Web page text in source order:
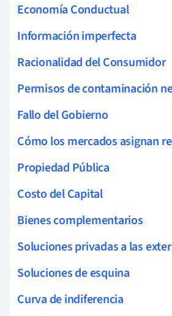
Economía Conductual
Información imperfecta
Racionalidad del Consumidor
Permisos de contaminación
Fallo del Gobierno
Cómo los mercados asignan
Propiedad Pública
Costo del Capital
Bienes complementarios
Soluciones privadas a las
Soluciones de esquina
Curva de indiferencia